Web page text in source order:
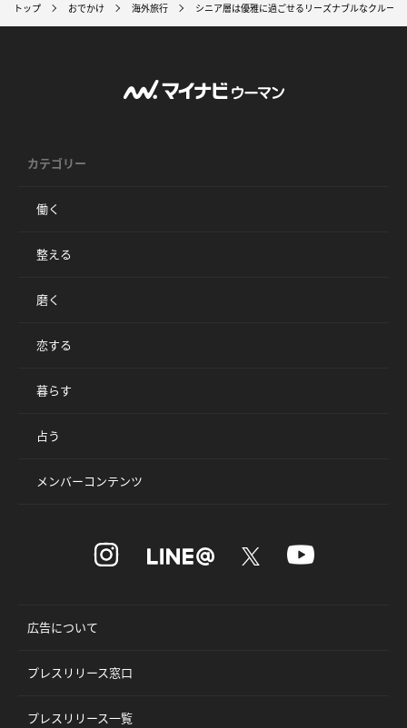
トップ おでかけ 海外旅行 シニア層は優雅に過ごせるリーズナブルなクルー
カテゴリー
働く
整える
磨く
恋する
暮らす
占う
メンバーコンテンツ
広告について
プレスリリース窓口
プレスリリース一覧